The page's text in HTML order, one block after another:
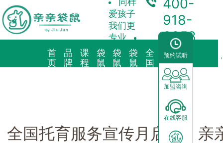
预约试听
加盟咨询
在线客服
爱孩子
我们更
专业
400-
918-
3358
首
页
品
牌
海外KindyROO
课
程
三大体系
袋
鼠
袋
鼠
儿童素养
袋
鼠
全
国
预约试听
合
作
加
盟
前景分析
加盟流程
全国托育服务宣传月启动，亲亲袋鼠开展“爱心托育”
全国托育服务宣传月启动，亲